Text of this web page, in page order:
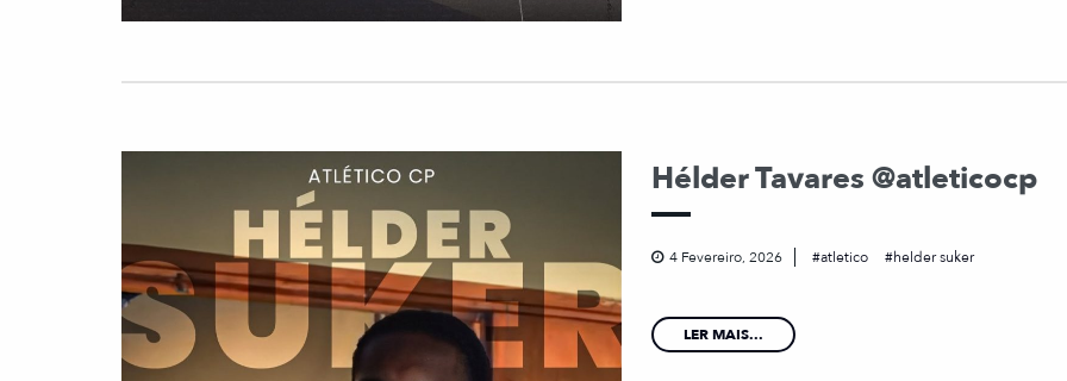
Hélder Tavares @atleticocp
4 Fevereiro, 2026 atletico helder suker
LER MAIS...